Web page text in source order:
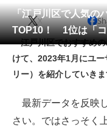
会員記事
メディア
注目記事を集めた総合
スマホと通信の最新ト
「江戸川区で人気の
TOP10！ 1位は「コ
X
江戸川区でおすすめの
けて、2023年1月にユ
リー）を紹介していきま
最新データを反映
さい。ではさっそく